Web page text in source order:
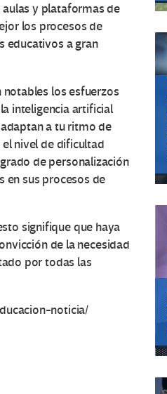
y plataformas de
los procesos de
educativos a gran
notables los esfuerzos
inteligencia artificial
a tu ritmo de
nivel de dificultad
de personalización
en sus procesos de
signifique que haya
de la necesidad
por todas las
noticia/